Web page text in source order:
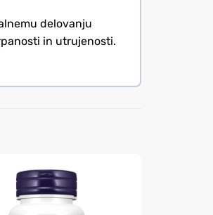
delovanju
in utrujenosti.